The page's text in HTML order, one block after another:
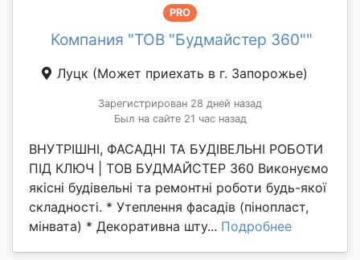
PRO
Компания "ТОВ "Будмайстер 360""
Луцк (Может приехать в г. Запорожье)
Зарегистрирован 28 дней назад
Был на сайте 21 час назад
ВНУТРІШНІ, ФАСАДНІ ТА БУДІВЕЛЬНІ РОБОТИ
ПІД КЛЮЧ | ТОВ БУДМАЙСТЕР 360 Виконуємо
якісні будівельні та ремонтні роботи будь-якої
складності. * Утеплення фасадів (пінопласт,
мінвата) * Декоративна шту... Подробнее